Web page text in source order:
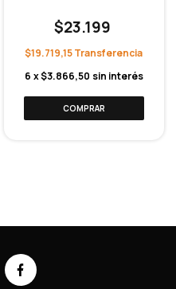
$23.199
$19.719,15
6 x$3.866,50 sin interés